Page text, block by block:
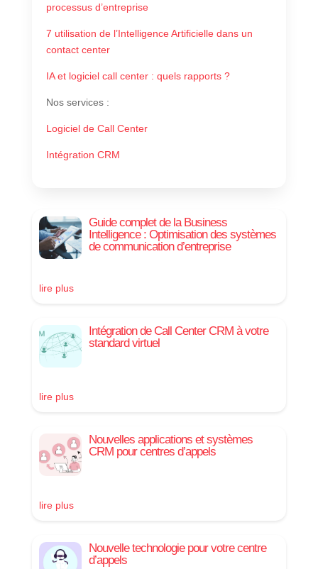
processus d’entreprise
7 utilisation de l’Intelligence Artificielle dans un
contact center
IA et logiciel call center : quels rapports ?
Nos services :
Logiciel de Call Center
Intégration CRM
Guide complet de la Business
Intelligence : Optimisation des systèmes
de communication d’entreprise
lire plus
Intégration de Call Center CRM à votre
standard virtuel
lire plus
Nouvelles applications et systèmes
CRM pour centres d’appels
lire plus
Nouvelle technologie pour votre centre
d’appels